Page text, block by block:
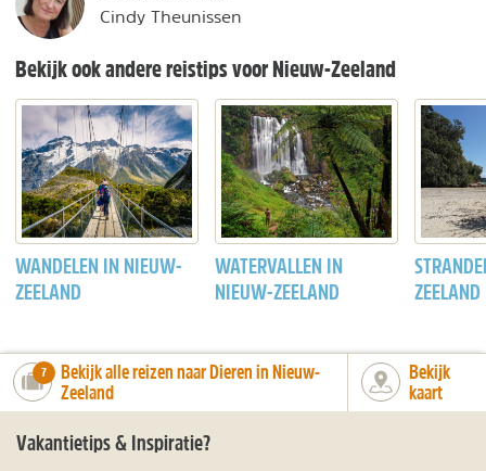
Cindy Theunissen
Bekijk ook andere reistips voor Nieuw-Zeeland
WANDELEN IN NIEUW-
ZEELAND
WATERVALLEN IN
NIEUW-ZEELAND
ZEELAND
number_of_trips:
7
Bekijk alle reizen naar Dieren in Nieuw-
Zeeland
Bekijk
kaart
Vakantietips & Inspiratie?